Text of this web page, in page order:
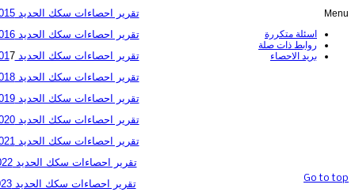
تقرير احصاءات سكك الحديد 2015
تقرير احصاءات سكك الحديد 2016
تقرير احصاءات سكك الحديد 2017
تقرير احصاءات سكك الحديد 2018
تقرير احصاءات سكك الحديد 2019
تقرير احصاءات سكك الحديد 2020
تقرير احصاءات سكك الحديد 2021
تقرير احصاءات سكك الحديد 2022
تقرير احصاءات سكك الحديد 2023
Menu
اسئلة متكررة
روابط ذات صلة
بريد الاحصاء
Go to top